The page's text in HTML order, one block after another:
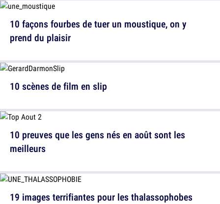
10 façons fourbes de tuer un moustique, on y
prend du plaisir
10 preuves que les gens nés en août sont les
meilleurs
10 scènes de film en slip
19 images terrifiantes pour les thalassophobes